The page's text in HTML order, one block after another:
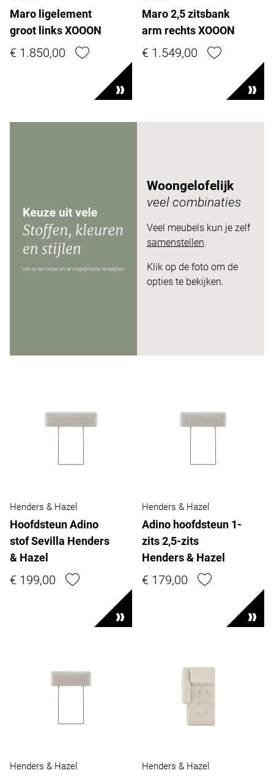
Maro ligelement
groot links XOOON
€ 1.850,00
Maro 2,5 zitsbank
arm rechts XOOON
€ 1.549,00
Woongelofelijk
veel combinaties
Veel meubels kun je zelf
samenstellen.
Klik op de foto om de
opties te bekijken.
Henders & Hazel
Hoofdsteun Adino
stof Sevilla Henders
& Hazel
€ 199,00
Henders & Hazel
Adino hoofdsteun 1-
zits 2,5-zits
Henders & Hazel
€ 179,00
Henders & Hazel Henders & Hazel